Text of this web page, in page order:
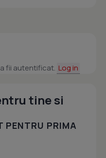
fii autentificat. Log in
tine si
PENTRU PRIMA